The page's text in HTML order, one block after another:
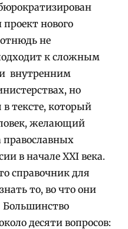
нового
не
к сложным
внутренним
но
тексте, который
желающий
православных
в начале XXI века.
справочник для
то, во что они
Большинство
десяти вопросов: